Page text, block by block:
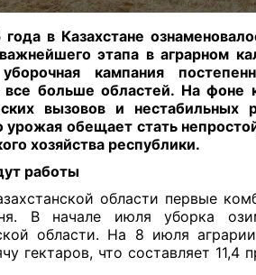
в Казахстане
важнейшего этапа в аграрном
кампания
все больше областей. На фоне
вызовов и нестабильных
урожая обещает стать
хозяйства республики.
работы
области первые
В начале июля уборка
области. На 8 июля
гектаров, что составляет